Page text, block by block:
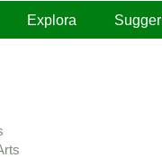
Explora